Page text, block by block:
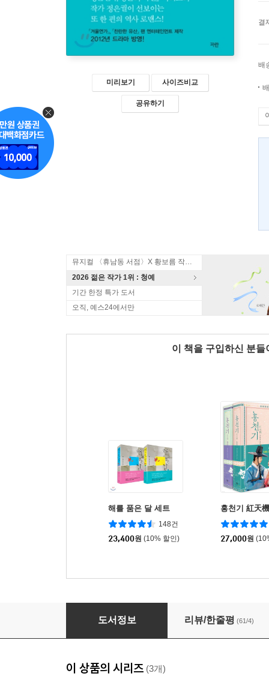
미리보기 사이즈비교
공유하기
결
배
뮤지컬 〈휴남동 서점〉X 황보름 작가 북토크
2026 젊은 작가 1위 : 청예
기간 한정 특가 도서
오직, 예스24에서만
이 책을 구입하신 분
해를 품은 달 세트
148건
23,400원 (10% 할인)
홍천기 紅天
27,000원
해를 품은 달 1
도서정보 리뷰/한줄평 (61/4)
이 상품의 시리즈 (3개)